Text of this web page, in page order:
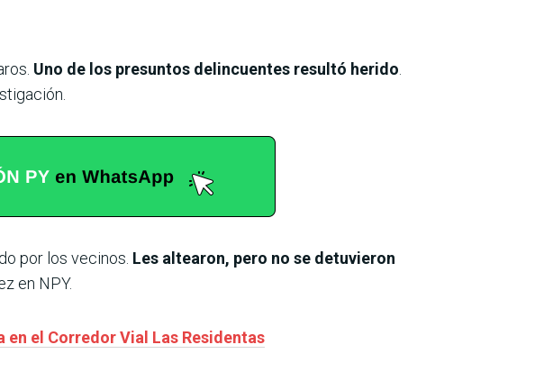
Uno de los presuntos delincuentes resultó herido
por los vecinos. Les altearon, pero no se detuvieron
en NPY.
en el Corredor Vial Las Residentas